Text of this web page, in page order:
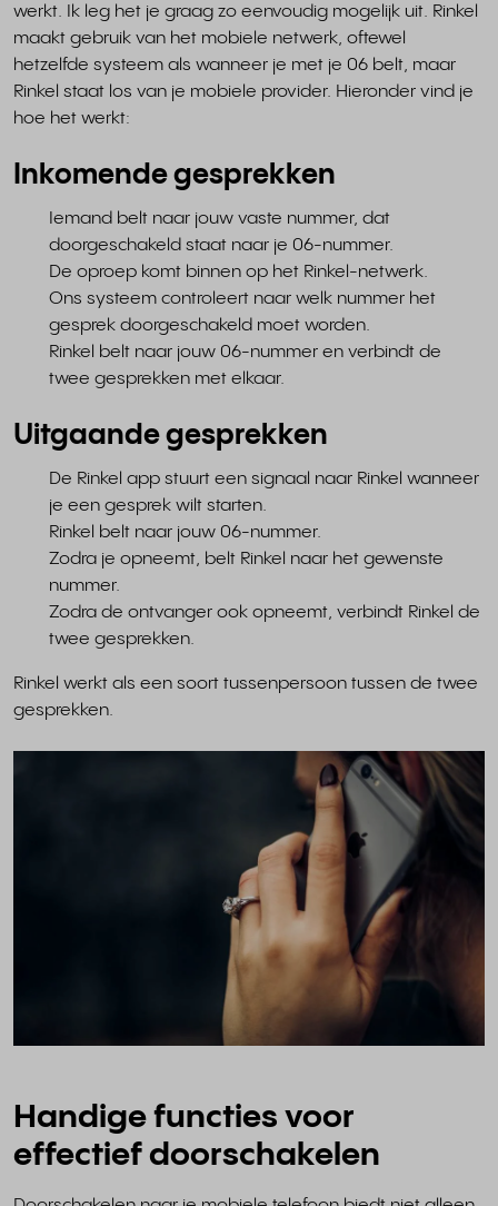
werkt. Ik leg het je graag zo eenvoudig mogelijk uit. Rinkel
maakt gebruik van het mobiele netwerk, oftewel
hetzelfde systeem als wanneer je met je 06 belt, maar
Rinkel staat los van je mobiele provider. Hieronder vind je
hoe het werkt:
Inkomende gesprekken
Iemand belt naar jouw vaste nummer, dat
doorgeschakeld staat naar je 06-nummer.
De oproep komt binnen op het Rinkel-netwerk.
Ons systeem controleert naar welk nummer het
gesprek doorgeschakeld moet worden.
Rinkel belt naar jouw 06-nummer en verbindt de
twee gesprekken met elkaar.
Uitgaande gesprekken
De Rinkel app stuurt een signaal naar Rinkel wanneer
je een gesprek wilt starten.
Rinkel belt naar jouw 06-nummer.
Zodra je opneemt, belt Rinkel naar het gewenste
nummer.
Zodra de ontvanger ook opneemt, verbindt Rinkel de
twee gesprekken.
Rinkel werkt als een soort tussenpersoon tussen de twee
gesprekken.
Handige functies voor
effectief doorschakelen